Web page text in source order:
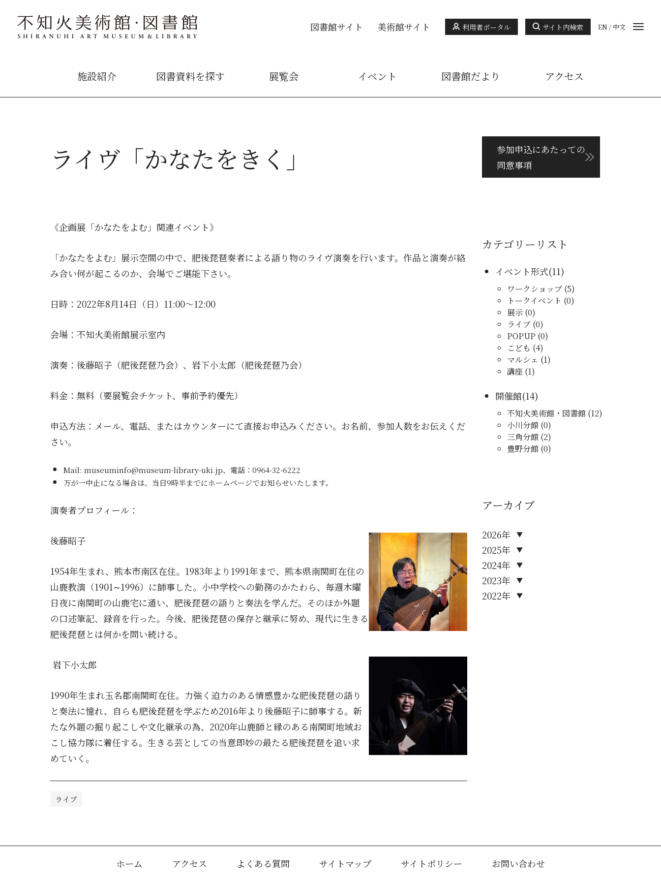
図書館サイト 美術館サイト 利用者ポータル サイト内検索 EN / 中文
施設紹介 図書資料を探す 展覧会 イベント 図書館だより アクセス
ライヴ「かなたをきく」
《企画展「かなたをよむ」関連イベント》
「かなたをよむ」展示空間の中で、肥後琵琶奏者による語り物のライヴ演奏を行います。作品と演奏が絡
み合い何が起こるのか、会場でご堪能下さい。
日時：2022年8月14日（日）11:00～12:00
会場：不知火美術館展示室内
演奏：後藤昭子（肥後琵琶乃会）、岩下小太郎（肥後琵琶乃会）
料金：無料（要展覧会チケット、事前予約優先）
申込方法：メール、電話、またはカウンターにて直接お申込みください。お名前、参加人数をお伝えくだ
さい。
Mail: museuminfo@museum-library-uki.jp、電話：0964-32-6222
万が一中止になる場合は、当日9時半までにホームページでお知らせいたします。
演奏者プロフィール：
後藤昭子
1954年生まれ、熊本市南区在住。 1983年より 1991年まで、熊本県南関町在住の
山鹿教演（1901∼1996）に師事した。 小中学校への勤務のかたわら、毎週木曜
日夜に南関町の山鹿宅に通い、肥後琵琶の語りと奏法を学んだ。そのほか外題
の口述筆記、録音を行った。今後、肥後琵琶の保存と継承に努め、現代に生きる
肥後琵琶とは何かを問い続ける。
岩下小太郎
1990年生まれ玉名郡南関町在住。 力強く迫力のある情感豊かな肥後琵琶の語り
と奏法に憧れ、自らも肥後琵琶を学ぶため2016年より後藤昭子に師事する。 新
たな外題の掘り起こしや文化継承の為、 2020年山鹿師と縁のある南関町地域お
こし協力隊に着任する。生きる芸としての当意即妙の最たる肥後琵琶を追い求
めていく。
ライブ
参加申込にあたっての
同意事項
カテゴリーリスト
イベント形式(11)
ワークショップ (5)
トークイベント (0)
展示 (0)
ライブ (0)
POPUP (0)
こども (4)
マルシェ (1)
講座 (1)
開催館(14)
不知火美術館・図書館 (12)
小川分館 (0)
三角分館 (2)
豊野分館 (0)
アーカイブ
2022年 ▼
2023年 ▼
2024年 ▼
2025年 ▼
2026年 ▼
ホーム アクセス よくある質問 サイトマップ サイトポリシー お問い合わせ